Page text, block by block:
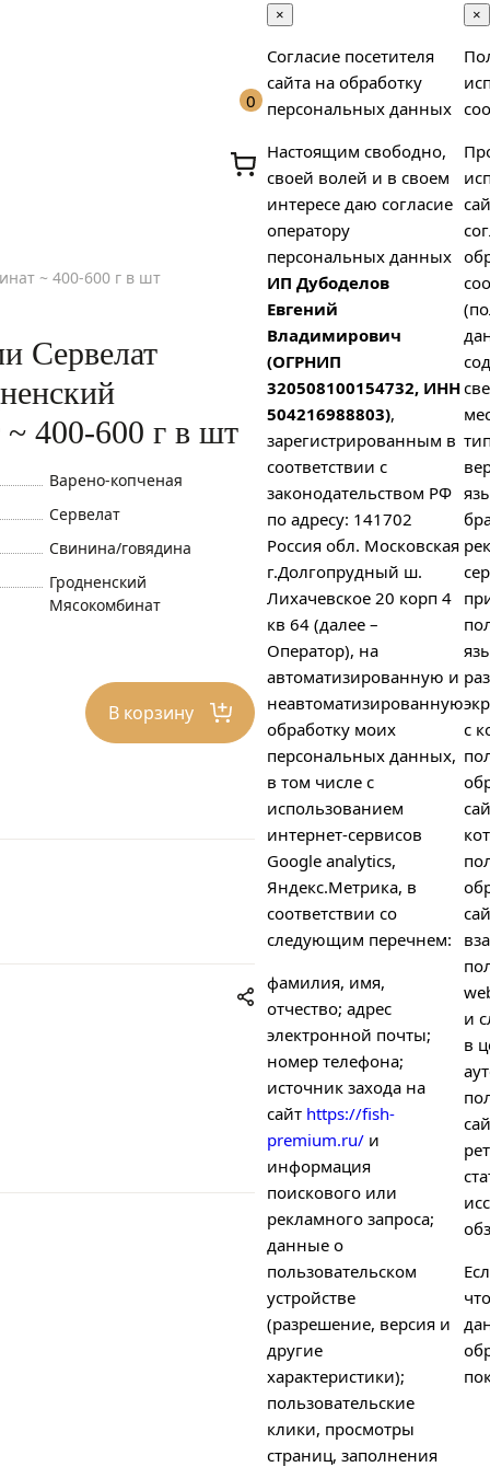
0
~ 400-600 г в шт
Сервелат
400-600 г в шт
Варено-копченая
Сервелат
Свинина/говядина
Гродненский
Мясокомбинат
В корзину
×
Согласие посетителя
сайта на обработку
персональных данных
Настоящим свободно,
своей волей и в своем
интересе даю согласие
оператору
персональных данных
ИП Дубоделов
Евгений
Владимирович
(ОГРНИП
320508100154732, ИНН
504216988803),
зарегистрированным в
соответствии с
законодательством РФ
по адресу: 141702
Россия обл. Московская
г.Долгопрудный ш.
Лихачевское 20 корп 4
кв 64 (далее –
Оператор), на
автоматизированную и
неавтоматизированную
обработку моих
персональных данных,
в том числе с
использованием
интернет-сервисов
Google analytics,
Яндекс.Метрика, в
соответствии со
следующим перечнем:
фамилия, имя,
отчество; адрес
электронной почты;
номер телефона;
источник захода на
сайт https://fish-
premium.ru/ и
информация
поискового или
рекламного запроса;
данные о
пользовательском
устройстве
(разрешение, версия и
другие
характеристики);
пользовательские
клики, просмотры
страниц, заполнения
×
с
и
в